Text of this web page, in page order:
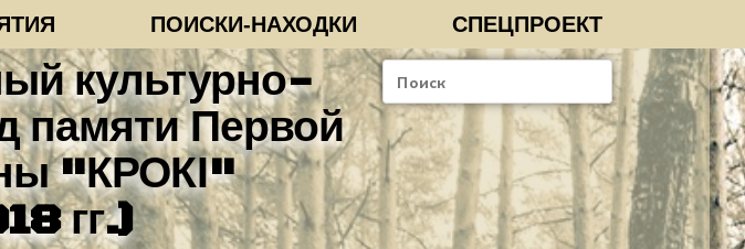
ПОИСКИ-НАХОДКИ СПЕЦПРОЕКТ
культурно-
памяти Первой
"КРОКІ"
гг.)